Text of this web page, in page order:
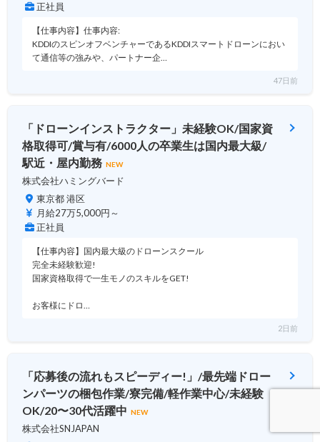
正社員
【仕事内容】仕事内容:
KDDIのスピンオフベンチャーであるKDDIスマートドローンにおい
て通信等の強みや、パートナー企…
47日前
「ドローンインストラクター」未経験OK/国家資
格取得可/賞与有/6000人の卒業生は国内最大級/
駅近・屋内勤務 NEW
株式会社ハミングバード
東京都 港区
月給27万5,000円～
正社員
【仕事内容】国内最大級のドローンスクール
完全未経験歓迎!
国家資格取得で一生モノのスキルをGET!
お客様にドロ…
2日前
「応募後の流れもスピーディー!」/最先端ドロー
ンパーツの梱包作業/寮完備/軽作業中心/未経験
OK/20〜30代活躍中 NEW
株式会社SNJAPAN